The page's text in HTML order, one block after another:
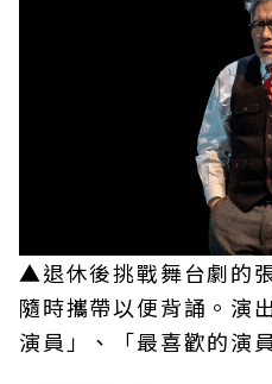
▲退休後挑戰舞台劇的
隨時攜帶以便背誦。演
演員」、「最喜歡的演